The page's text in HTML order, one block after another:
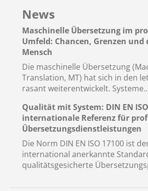
News
Maschinelle Übersetzung im
Umfeld: Chancen, Grenzen und
Mensch
Die maschinelle Übersetzung
Translation, MT) hat sich in den
rasant weiterentwickelt.
Qualität mit System: DIN EN
internationale Referenz für
Übersetzungsdienstleistungen
Die Norm DIN EN ISO 17100 ist
international anerkannte
qualitätsgesicherte